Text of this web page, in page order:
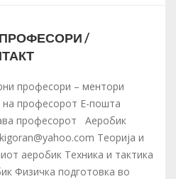
/
професори – ментори
професорот Е-пошта
професорот Аеробик
Теорија и
аеробик Техника и тактика
Физичка подготовка во